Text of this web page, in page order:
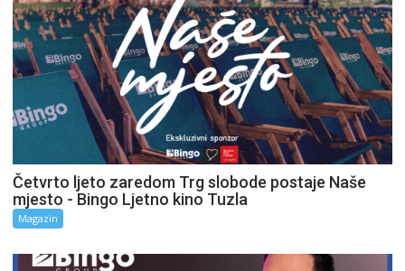
Četvrto ljeto zaredom Trg slobode postaje Naše
mjesto - Bingo Ljetno kino Tuzla
Magazin